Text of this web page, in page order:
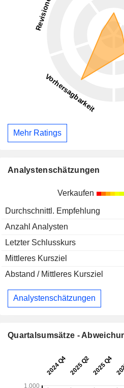
Mehr Ratings
Analystenschätzungen
Verkaufen
Durchschnittl. Empfehlung
Anzahl Analysten
Letzter Schlusskurs
Mittleres Kursziel
Abstand / Mittleres Kursziel
Analystenschätzungen
Quartalsumsätze -